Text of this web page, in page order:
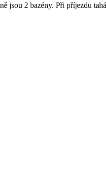
jsou 2 bazény. Při příjezdu